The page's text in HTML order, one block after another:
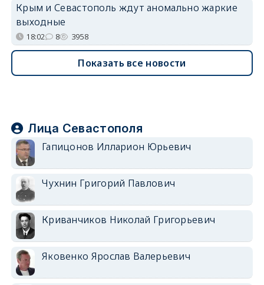
Крым и Севастополь ждут аномально жаркие
выходные
18:02 8 3958
Показать все новости
Лица Севастополя
Гапицонов Илларион Юрьевич
Чухнин Григорий Павлович
Криванчиков Николай Григорьевич
Яковенко Ярослав Валерьевич